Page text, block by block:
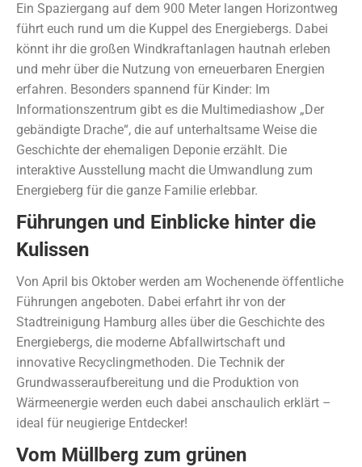
Ein Spaziergang auf dem 900 Meter langen Horizontweg
führt euch rund um die Kuppel des Energiebergs. Dabei
könnt ihr die großen Windkraftanlagen hautnah erleben
und mehr über die Nutzung von erneuerbaren Energien
erfahren. Besonders spannend für Kinder: Im
Informationszentrum gibt es die Multimediashow „Der
gebändigte Drache“, die auf unterhaltsame Weise die
Geschichte der ehemaligen Deponie erzählt. Die
interaktive Ausstellung macht die Umwandlung zum
Energieberg für die ganze Familie erlebbar.
Führungen und Einblicke hinter die
Kulissen
Von April bis Oktober werden am Wochenende öffentliche
Führungen angeboten. Dabei erfahrt ihr von der
Stadtreinigung Hamburg alles über die Geschichte des
Energiebergs, die moderne Abfallwirtschaft und
innovative Recyclingmethoden. Die Technik der
Grundwasseraufbereitung und die Produktion von
Wärmeenergie werden euch dabei anschaulich erklärt –
ideal für neugierige Entdecker!
Vom Müllberg zum grünen